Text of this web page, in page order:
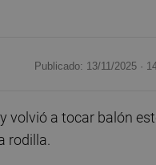
Publicado: 13/11/2025 ·
volvió a tocar balón
rodilla.